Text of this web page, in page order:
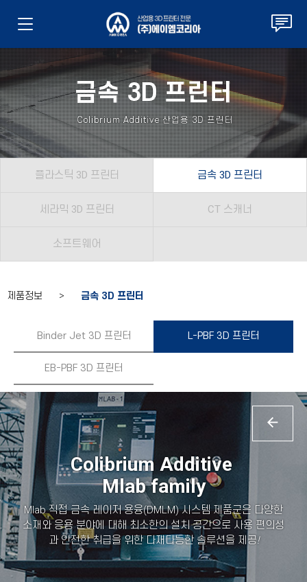
금속 3D 프린터
Colibrium Additive 산업용 3D 프린터
플라스틱 3D 프린터 금속 3D 프린터
세라믹 3D 프린터 CT 스캐너
소프트웨어
제품정보 > 금속 3D 프린터
Binder Jet 3D 프린터 L-PBF 3D 프린터
EB-PBF 3D 프린터
Colibrium Additive
Mlab family
Mlab 직접 금속 레이저 용융(DMLM) 시스템 제품군은 다양한
소재와 응용 분야에 대해 최소한의 설치 공간으로 사용 편의성
과 안전한 취급을 위한 다재다능한 솔루션을 제공!